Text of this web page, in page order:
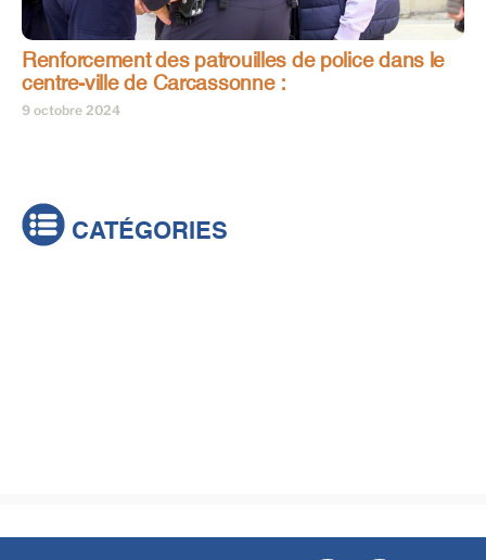
Renforcement des patrouilles de police dans le
centre-ville de Carcassonne :
9 octobre 2024
CATÉGORIES